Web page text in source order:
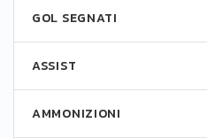
GOL SEGNATI
ASSIST
AMMONIZIONI